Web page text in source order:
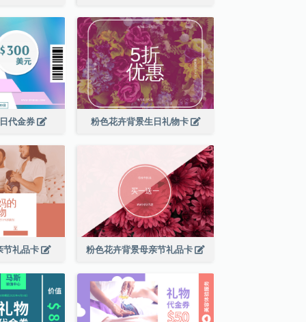
代金券 粉色花卉背景生日礼物卡
节礼品卡 粉色花卉背景母亲节礼品卡